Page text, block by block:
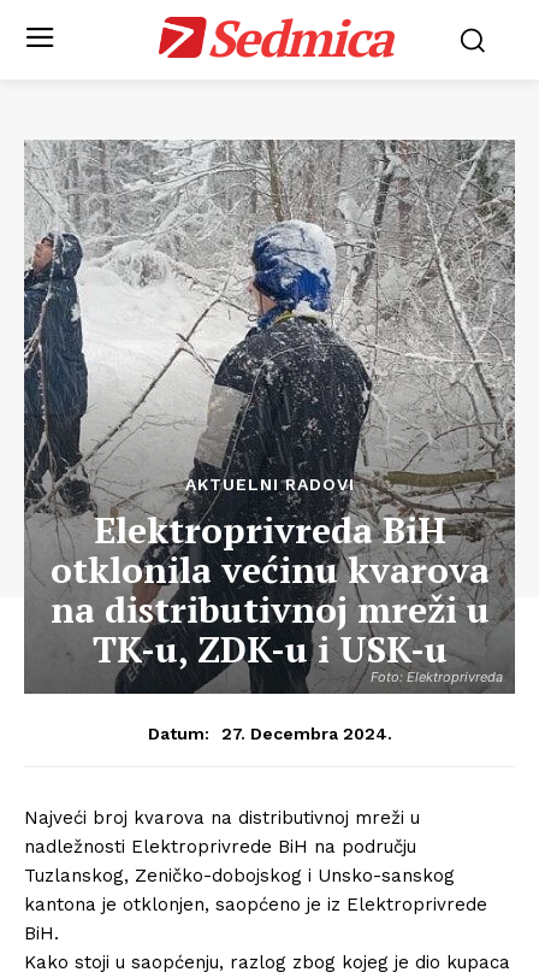
Sedmica
Foto: Elektroprivreda
AKTUELNI RADOVI
Elektroprivreda BiH
otklonila većinu kvarova
na distributivnoj mreži u
TK-u, ZDK-u i USK-u
Datum: 27. Decembra 2024.
Najveći broj kvarova na distributivnoj mreži u
nadležnosti Elektroprivrede BiH na području
Tuzlanskog, Zeničko-dobojskog i Unsko-sanskog
kantona je otklonjen, saopćeno je iz Elektroprivrede
BiH.
Kako stoji u saopćenju, razlog zbog kojeg je dio kupaca